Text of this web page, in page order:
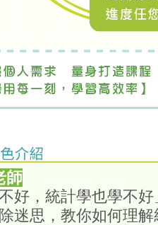
師
好，統計學也學不
迷思，教你如何理